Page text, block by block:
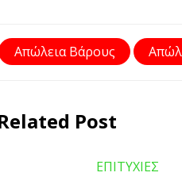
Απώλεια Βάρους
Post
ΕΠΙΤΥΧΙΕΣ